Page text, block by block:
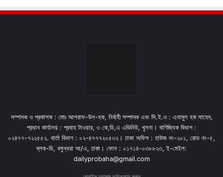
সম্পাদক ও প্রকাশক : মোঃ আশরাফ-উল-হক, নির্বাহী সম্পাদক এবং সি.ই.ও : এনামুল হক সাহেদ,
প্রধান কার্যালয় : প্রবাহ টাওয়ার, ৩ কে,ডি,এ এভিনিউ, খুলনা। বাণিজ্যিক বিভাগ :
০২৪৭৭-৭২২৫৫২. বার্তা বিভাগ : ০২-৪৭৭৭২০৫৩২। ঢাকা অফিস : হাউজ নং-২০১, রোড নং-৫,
ব্লক-ডি, বসুন্ধরা আ/এ, ঢাকা। ফোন : ০১৭১৪-০৩৮৮২৩, ই-মেইল:
dailyprobaha@gmail.com